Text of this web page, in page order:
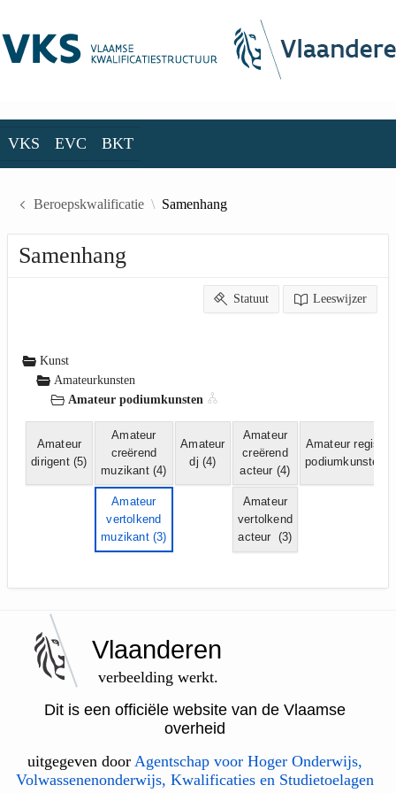
VKS EVC BKT
Beroepskwalificatie Samenhang
Samenhang
Statuut Leeswijzer
Kunst
Amateurkunsten
Amateur podiumkunsten
Amateur
dirigent(5)
Amateur
creërend
muzikant(4)
Amateur
dj (4)
Amateur
creërend
acteur (4)
Amateur
podiumkunsten
Amateur
vertolkend
muzikant(3)
Amateur
vertolkend
acteur (3)
Vlaanderen
verbeelding werkt.
Dit is een officiële website van de Vlaamse
overheid
uitgegeven door Agentschap voor Hoger Onderwijs,
Volwassenenonderwijs, Kwalificaties en Studietoelagen